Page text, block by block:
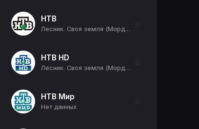
НТВ
Лесник. Своя земля (Мордобой: Часть 2-я) (16+)
☆
НТВ HD
Лесник. Своя земля (Мордобой: Часть 2-я) (16+)
☆
НТВ Мир
Нет данных
☆